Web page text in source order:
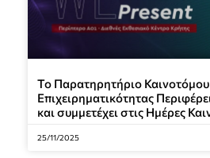
Το Παρατηρητήριο Καινοτόμου
Επιχειρηματικότητας
και συμμετέχει στις Ημέρες
25/11/2025